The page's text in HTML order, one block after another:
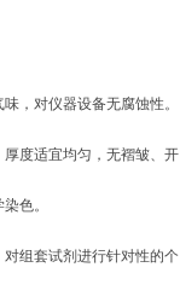
，对仪器设备无腐蚀性。
度适宜均匀，无褶皱、开
色。
组套试剂进行针对性的个